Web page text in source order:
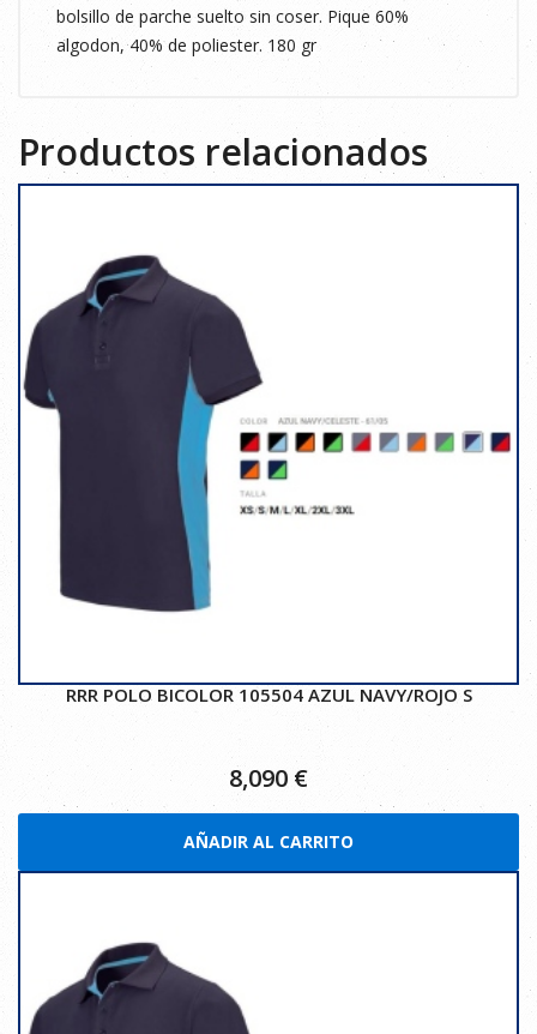
bolsillo de parche suelto sin coser. Pique 60%
algodon, 40% de poliester. 180 gr
Productos relacionados
RRR POLO BICOLOR 105504 AZUL NAVY/ROJO S
8,090 €
AÑADIR AL CARRITO